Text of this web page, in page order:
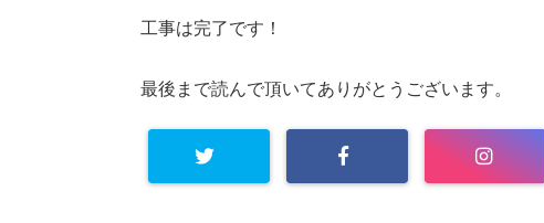
工事は完了です！
最後まで読んで頂いてありがとうございます。